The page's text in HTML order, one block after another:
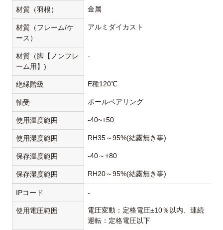
材質（羽根） 金属
材質（フレーム/ケ
ース）
アルミダイカスト
材質（脚【ノンフレ
ーム用】)
-
絶縁階級 E種120℃
軸受 ボールベアリング
使用温度範囲 -40~+50
使用湿度範囲 RH35～95%(結露無き事)
保存温度範囲 -40～+80
保存湿度範囲 RH20～95%(結露無き事)
IPコード -
使用電圧範囲
電圧変動：定格電圧±10％以内、連続
運転：定格電圧以下